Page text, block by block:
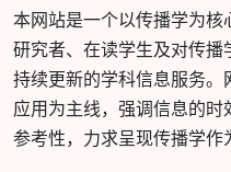
本网站是一个以传播学为
研究者、在读学生及对传播
持续更新的学科信息服务。
应用为主线，强调信息的
参考性，力求呈现传播学作